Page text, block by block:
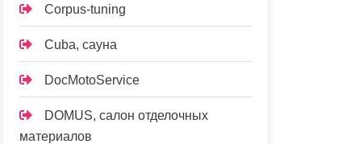
Corpus-tuning
Cuba, сауна
DocMotoService
DOMUS, салон отделочных
материалов